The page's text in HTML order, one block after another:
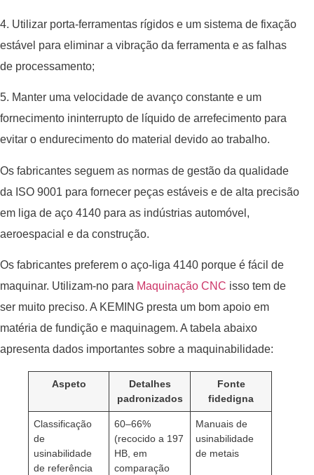
4. Utilizar porta-ferramentas rígidos e um sistema de fixação
estável para eliminar a vibração da ferramenta e as falhas
de processamento;
5. Manter uma velocidade de avanço constante e um
fornecimento ininterrupto de líquido de arrefecimento para
evitar o endurecimento do material devido ao trabalho.
Os fabricantes seguem as normas de gestão da qualidade
da ISO 9001 para fornecer peças estáveis e de alta precisão
em liga de aço 4140 para as indústrias automóvel,
aeroespacial e da construção.
Os fabricantes preferem o aço-liga 4140 porque é fácil de
maquinar. Utilizam-no para Maquinação CNC isso tem de
ser muito preciso. A KEMING presta um bom apoio em
matéria de fundição e maquinagem. A tabela abaixo
apresenta dados importantes sobre a maquinabilidade:
Aspeto
Detalhes
padronizados
Fonte
fidedigna
Classificação
de
usinabilidade
de referência
60–66%
(recocido a 197
HB, em
comparação
Manuais de
usinabilidade
de metais